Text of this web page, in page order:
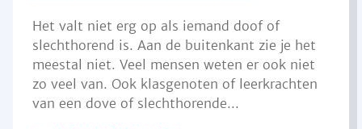
Het valt niet erg op als iemand doof of
slechthorend is. Aan de buitenkant zie je het
meestal niet. Veel mensen weten er ook niet
zo veel van. Ook klasgenoten of leerkrachten
van een dove of slechthorende...